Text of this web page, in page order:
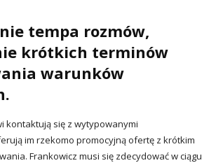
tempa rozmów,
krótkich terminów
warunków
kontaktują się z wytypowanymi
im rzekomo promocyjną ofertę z krótkim
Frankowicz musi się zdecydować w ciągu